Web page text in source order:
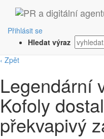
Přihlásit se
Hledat výraz
‹ Zpět
Legendární
Kofoly
překvapivý